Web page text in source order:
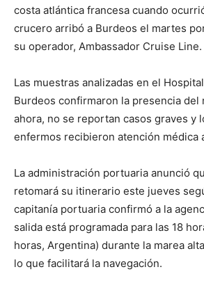
costa atlántica francesa cuando
crucero arribó a Burdeos el martes
su operador, Ambassador Cruise Line.
Las muestras analizadas en el
Burdeos confirmaron la presencia del
ahora, no se reportan casos graves y
enfermos recibieron atención médica
La administración portuaria anunció
retomará su itinerario este jueves
capitanía portuaria confirmó a la
salida está programada para las 18
horas, Argentina) durante la marea
lo que facilitará la navegación.